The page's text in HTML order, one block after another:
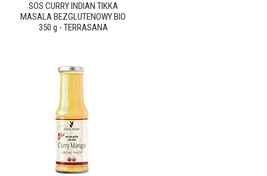
SOS CURRY INDIAN TIKKA
MASALA BEZGLUTENOWY BIO
350 g - TERRASANA